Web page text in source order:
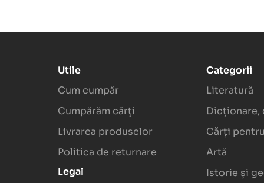
Utile
Cum cumpăr
Cumpărăm cărţi
Livrarea produselor
Politica de returnare
Legal
Categorii
Literatură
Dicționare,
Cărți
Artă
Istorie și